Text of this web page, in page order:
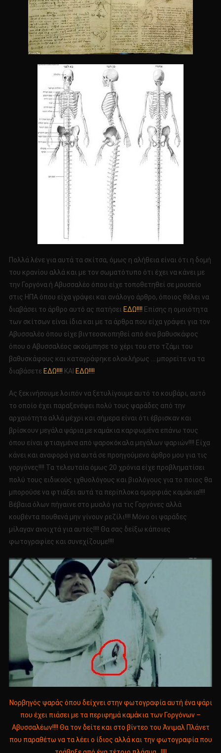
Πολλά λένε για αυτά τα σκίτσα, όμως η αλήθεια είναι ότι η δομή
του κρανίου αλλά και με τον σωματότυπο ότι έχει να κάνει με
την Γοργόνα ή Αβυσσαλέο όπου είχε τοποθετηθεί σε μουσείο
στις ΗΠΑ όπου είχα γράψει και ανάλογο άρθρο, όποιος θέλει να
διαβάσει το άρθρο αυτό ας πατήσει ΕΔΩ!!!! Επίσης η ομοιότητα
των σκίτσων είναι ίδια και με τα άρθρα που είχα γράψει για τον
Αβυσσαλέο όπου είχε βιντεοσκοπηθεί από ένα βαθυσκάφος
όπου ο Αβυσσαλέος ακούμπησε το χέρι του στο τζάμι του
βαθυσκάφους και καταγράφηκε ολοκλήρως ….μπορείτε να τα
διαβάσετε ΕΔΩ!!!! ΚΑΙ ΕΔΩ!!!!
Ας ξεκινήσουμε λοιπόν να ξετυλίγουμε αυτό το κουβάρι, αυτό
το οποίο έχει παραξενέψει πολύ τους ψαράδες από την
αρχαιότητα αλλά μέχρι και σήμερα είναι ότι έβρισκαν και
βρίσκουν μεγάλα ψάρια με καμάκια καρφωμένα επάνω τους
όπου είναι φτιαγμένα από ψαροκόκαλα μεγάλων ψαριών!!!! Είχα
κάνει και αναφορά για αυτά σε προηγούμενο άρθρο μου για τις
γοργόνες!!!! Τα τελευταία όμως 20 χρόνια είχε προβληματίσει
πολύ τους ειδικούς ιχθυολόγους και βιολόγους για το ποιος θα
μπορούσε να φτιάξει αυτά τα περίπλοκα ομορφιάς καμάκια!!!!
Βέβαια όλων πήγαινε στο μυαλό για τις Γοργόνες αλλά
κουβέντα πουθενά μην γίνουν ρεζίλι!!!! Μόνο οι ψαράδες
μίλαγαν ανοιχτά για αυτές!!!! Θα σας δείξω κάποιες
φωτογραφίες και συνεχίζουμε!!!!
Νορβηγός ψαράς όπου δείχνει στην φωτογραφία αυτή ένα ψάρι
που έχει πιάσει με τα περιφημά καμάκια των Γοργόνων –
Αβυσσαλέων!!!! Θα τον δείτε και στο βίντεο του Άνιμαλ Πλάνετ
που παραθέτω να τα λέει ο ίδιος αλλά και την φωτογραφία που